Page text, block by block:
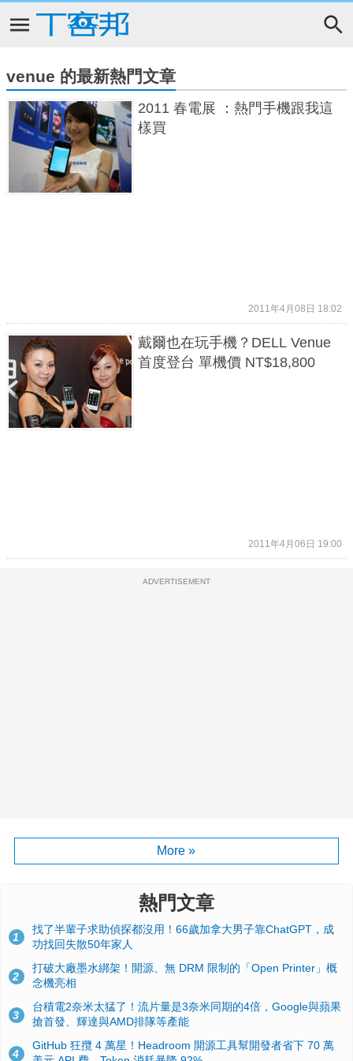
venue 的最新熱門文章
2011 春電展 ：熱門手機跟我這
樣買
2011年4月08日 18:02
戴爾也在玩手機？DELL Venue
首度登台 單機價 NT$18,800
2011年4月06日 19:00
ADVERTISEMENT
More »
熱門文章
1
找了半輩子求助偵探都沒用！66歲加拿大男子靠ChatGPT，成
功找回失散50年家人
2
打破大廠墨水綁架！開源、無 DRM 限制的「Open Printer」概
念機亮相
3
台積電2奈米太猛了！流片量是3奈米同期的4倍，Google與蘋果
搶首發、輝達與AMD排隊等產能
4
GitHub 狂攬 4 萬星！Headroom 開源工具幫開發者省下 70 萬